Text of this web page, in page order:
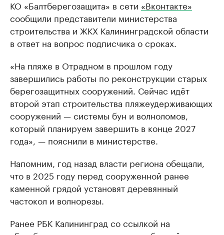
КО «Балтберегозащита» в сети «Вконтакте»
сообщили представители министерства
строительства и ЖКХ Калининградской области
в ответ на вопрос подписчика о сроках.
«На пляже в Отрадном в прошлом году
завершились работы по реконструкции старых
берегозащитных сооружений. Сейчас идёт
второй этап строительства пляжеудерживающих
сооружений — системы бун и волноломов,
который планируем завершить в конце 2027
года», — пояснили в министерстве.
Напомним, год назад власти региона обещали,
что в 2025 году перед сооруженной ранее
каменной грядой установят деревянный
частокол и волнорезы.
Ранее РБК Калининград со ссылкой на